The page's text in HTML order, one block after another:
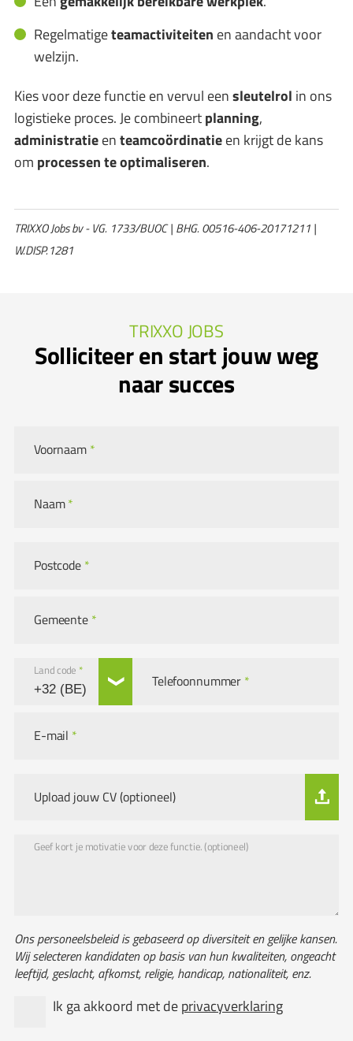
Regelmatigeteamactiviteiten en aandacht voor
welzijn.
Kies voor deze functie en vervul eensleutelrol in ons
logistieke proces. Je combineertplanning,
administratieenteamcoördinatieen krijgt de kans
om processen te optimaliseren.
TRIXXO Jobs bv - VG. 1733/BUOC | BHG. 00516-406-20171211 |
W.DISP.1281
TRIXXO JOBS
Solliciteer en start jouw weg
naar succes
Voornaam *
Naam*
Postcode *
Gemeente *
Land code *
Telefoonnummer *
E-mail *
Upload jouw CV (optioneel)
Geef kort je motivatie voor deze functie. (optioneel)
Ons personeelsbeleid is gebaseerd op diversiteit en gelijke kansen.
Wij selecteren kandidaten op basis van hun kwaliteiten, ongeacht
leeftijd, geslacht, afkomst, religie, handicap, nationaliteit, enz.
Ik ga akkoord met deprivacyverklaring